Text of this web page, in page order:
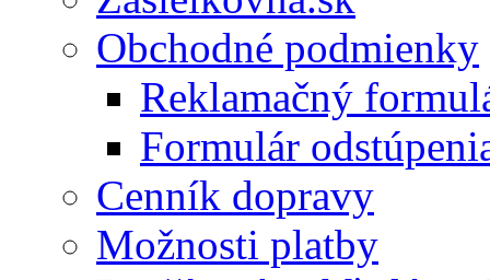
Obchodné podmienky
Reklamačný
Formulár
Cenník dopravy
Možnosti platby